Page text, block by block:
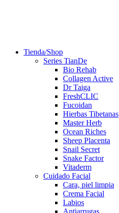
Tienda/Shop
Series TianDe
Bio Rehab
Collagen Active
Dr Taiga
FreshCLIC
Fucoidan
Hierbas Tibetanas
Master Herb
Ocean Riches
Sheep Placenta
Snail Secret
Snake Factor
Vitaderm
Cuidado Facial
Cara, piel limpia
Crema Facial
Labios
Antiarrugas